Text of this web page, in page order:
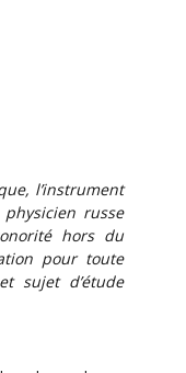
l’instrument
russe
hors du
pour toute
sujet d’étude